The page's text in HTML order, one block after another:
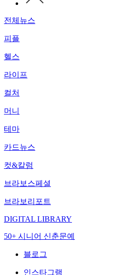
전체뉴스
피플
헬스
라이프
컬처
머니
테마
카드뉴스
컷&칼럼
브라보스페셜
브라보리포트
DIGITAL LIBRARY
50+ 시니어 신춘문예
블로그
인스타그램